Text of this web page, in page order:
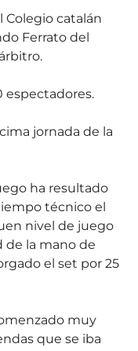
Colegio catalán
Ferrato del
espectadores.
jornada de la
ha resultado
técnico el
nivel de juego
de la mano de
el set por 25
muy
que se iba